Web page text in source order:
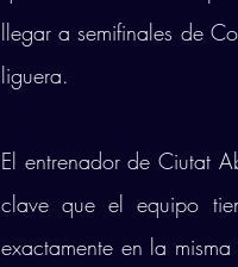
llegar a semifinales de
liguera.
El entrenador de Ciutat
clave que el equipo
exactamente en la